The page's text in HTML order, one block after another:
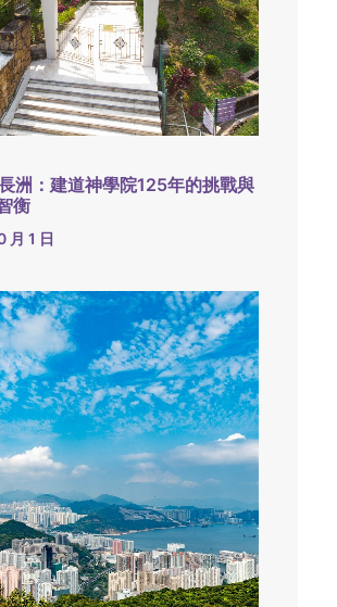
洲：建道神學院125年的挑戰與
衡
月 1 日